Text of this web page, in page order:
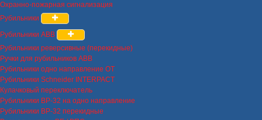
Охранно-пожарная сигнализация
Рубильники
Рубильники ABB
Рубильники реверсивные (перекидные)
Ручки для рубильников ABB
Рубильники одно направление OT
Рубильники Schneider INTERPACT
Кулачковый переключатель
Рубильники ВР-32 на одно направление
Рубильники ВР-32 перекидные